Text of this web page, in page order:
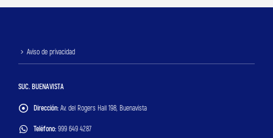
Aviso de privacidad
SUC. BUENAVISTA
Dirección: Av. del Rogers Hall 198, Buenavista
Teléfono: 999 649 4287